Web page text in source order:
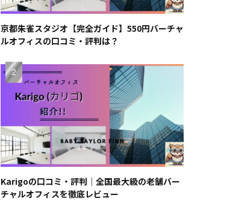
京都朱雀スタジオ【完全ガイド】550円バーチャ
ルオフィスの口コミ・評判は？
Karigoの口コミ・評判｜全国最大級の老舗バー
チャルオフィスを徹底レビュー